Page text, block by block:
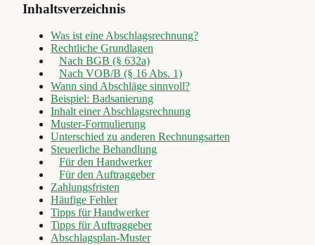
Inhaltsverzeichnis
Was ist eine Abschlagsrechnung?
Rechtliche Grundlagen
Nach BGB (§ 632a)
Nach VOB/B (§ 16 Abs. 1)
Wann sind Abschläge sinnvoll?
Beispiel: Badsanierung
Inhalt einer Abschlagsrechnung
Muster-Formulierung
Unterschied zu anderen Rechnungsarten
Steuerliche Behandlung
Für den Handwerker
Für den Auftraggeber
Zahlungsfristen
Häufige Fehler
Tipps für Handwerker
Tipps für Auftraggeber
Abschlagsplan-Muster